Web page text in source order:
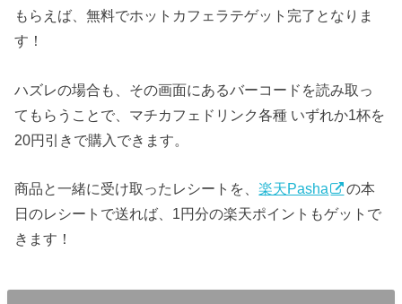
もらえば、無料でホットカフェラテゲット完了となりま
す！
ハズレの場合も、その画面にあるバーコードを読み取っ
てもらうことで、マチカフェドリンク各種 いずれか1杯を
20円引きで購入できます。
商品と一緒に受け取ったレシートを、楽天Pasha
の本
日のレシートで送れば、1円分の楽天ポイントもゲットで
きます！